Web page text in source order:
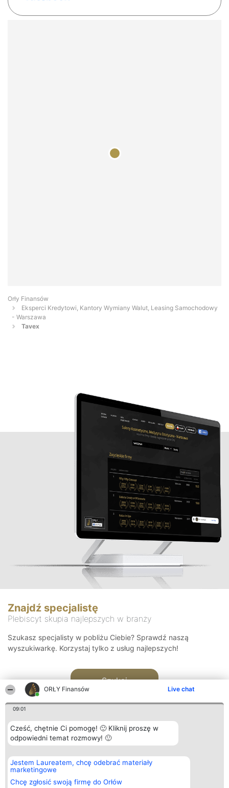
ORŁY Finansów Live chat
09:01
Cześć, chętnie Ci pomogę! 🙂 Kliknij proszę w
odpowiedni temat rozmowy! 🙂
Jestem Laureatem, chcę odebrać materiały
marketingowe
Chcę zgłosić swoją firmę do Orłów
Orły Finansów
Eksperci Kredytowi, Kantory Wymiany Walut, Leasing Samochodowy
- Warszawa
Tavex
Znajdź specjalistę
Plebiscyt skupia najlepszych w branży
Szukasz specjalisty w pobliżu Ciebie? Sprawdź naszą
wyszukiwarkę. Korzystaj tylko z usług najlepszych!
Szukaj
Organizator plebiscytu
Bright Side Solutions sp. z o.
o. sp. k.
ul. Ruska 22
Wrocław 50-079
Plebiscyt
Laureaci
wszystkich
Laureatów
Kontakt
Kontakt